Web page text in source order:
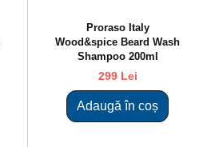
Proraso Italy
Wood&spice Beard Wash
Shampoo 200ml
299 Lei
Adaugă în coș